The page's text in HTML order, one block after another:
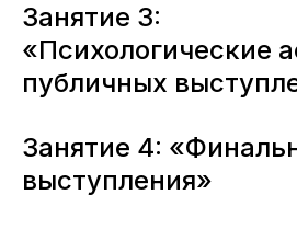
Занятие 3:
«Психологические
публичных
Занятие 4:
выступления»